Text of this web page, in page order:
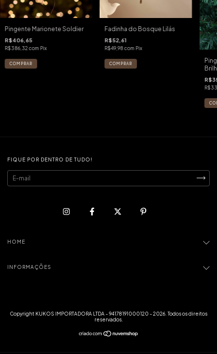
Pingente Marionete Soldier
R$406,65
R$386,32com Pix
Fadinha do Bosque Lilás
R$52,61
R$49,98com Pix
FIQUE POR DENTRO DE TUDO!
HOME
INFORMAÇÕES
Copyright KUKOS IMPORTADORA LTDA - 94178191000120 - 2026. Todos os direitos
reservados.